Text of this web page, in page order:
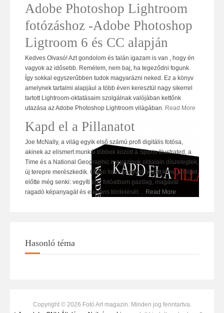
Adobe Photoshop Lightroom
fotózáshoz -Adobe Photoshop
Ligtroom 6 és CC alapján
Kedves Olvasó! Azt gondolom és talán igazam is van , hogy én
vagyok az idősebb. Remélem, nem baj, ha tegeződni fogunk.
Így sokkal egyszerűbben tudok magyarázni neked. Ez a könyv
amelynek tartalmi alapjául a több éven keresztül nagy sikerrel
tartott Lightroom-oktatásaim szolgálnak valójában kettőnk
utazása az Adobe Photoshop Lightroom világában. Read More
Kapd el a Pillanatot
Joe McNally, a világ egyik első számú profi digitális fotósa,
akinek az elismert munkái többek között a Sports Illustrated, a
Time és a National Geographic magazinok oldalain díszelegtek,
új terepre merészkedik. Olyan fotós könyvet hozott létre, amilyet
előtte még senki: vegyíti egy fotóalbum gazdag, magával
ragadó képanyagát és elegáns tördelését… Read More
Hasonló téma
Copyright © 2026 Fotó Art magazin. Minden jog fenntartva.